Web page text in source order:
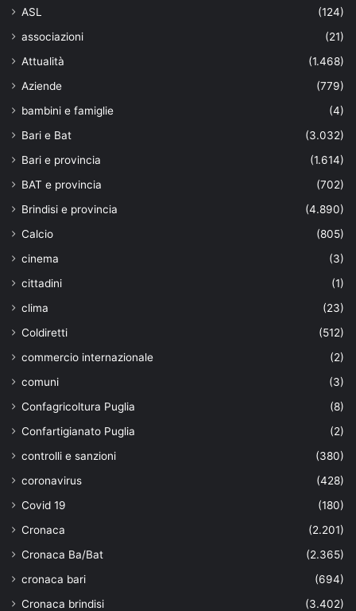
ASL
(124)
associazioni
(21)
Attualità
(1.468)
Aziende
(779)
bambini e famiglie
(4)
Bari e Bat
(3.032)
Bari e provincia
(1.614)
BAT e provincia
(702)
Brindisi e provincia
(4.890)
Calcio
(805)
cinema
(3)
cittadini
(1)
clima
(23)
Coldiretti
(512)
commercio internazionale
(2)
comuni
(3)
Confagricoltura Puglia
(8)
Confartigianato Puglia
(2)
controlli e sanzioni
(380)
coronavirus
(428)
Covid 19
(180)
Cronaca
(2.201)
Cronaca Ba/Bat
(2.365)
cronaca bari
(694)
Cronaca brindisi
(3.402)